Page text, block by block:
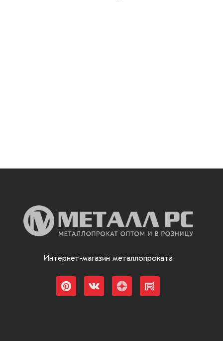
Интернет-магазин металлопроката